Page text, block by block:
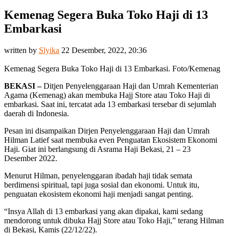
Kemenag Segera Buka Toko Haji di 13
Embarkasi
written by Slyika 22 Desember, 2022, 20:36
Kemenag Segera Buka Toko Haji di 13 Embarkasi. Foto/Kemenag
BEKASI –Ditjen Penyelenggaraan Haji dan Umrah Kementerian
Agama (Kemenag) akan membuka Hajj Store atau Toko Haji di
embarkasi. Saat ini, tercatat ada 13 embarkasi tersebar di sejumlah
daerah di Indonesia.
Pesan ini disampaikan Dirjen Penyelenggaraan Haji dan Umrah
Hilman Latief saat membuka even Penguatan Ekosistem Ekonomi
Haji. Giat ini berlangsung di Asrama Haji Bekasi, 21 – 23
Desember 2022.
Menurut Hilman, penyelenggaran ibadah haji tidak semata
berdimensi spiritual, tapi juga sosial dan ekonomi. Untuk itu,
penguatan ekosistem ekonomi haji menjadi sangat penting.
“Insya Allah di 13 embarkasi yang akan dipakai, kami sedang
mendorong untuk dibuka Hajj Store atau Toko Haji,” terang Hilman
di Bekasi, Kamis (22/12/22).